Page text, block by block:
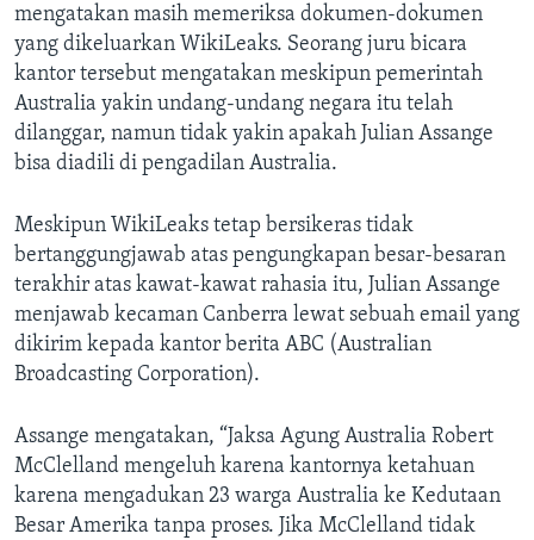
mengatakan masih memeriksa dokumen-dokumen
yang dikeluarkan WikiLeaks. Seorang juru bicara
kantor tersebut mengatakan meskipun pemerintah
Australia yakin undang-undang negara itu telah
dilanggar, namun tidak yakin apakah Julian Assange
bisa diadili di pengadilan Australia.
Meskipun WikiLeaks tetap bersikeras tidak
bertanggungjawab atas pengungkapan besar-besaran
terakhir atas kawat-kawat rahasia itu, Julian Assange
menjawab kecaman Canberra lewat sebuah email yang
dikirim kepada kantor berita ABC (Australian
Broadcasting Corporation).
Assange mengatakan, “Jaksa Agung Australia Robert
McClelland mengeluh karena kantornya ketahuan
karena mengadukan 23 warga Australia ke Kedutaan
Besar Amerika tanpa proses. Jika McClelland tidak